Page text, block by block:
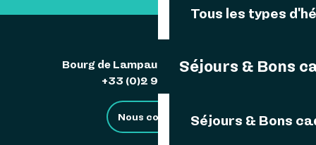
Tous les types
Séjours & Bons
Séjours & Bons
Bourg de Lampaul 29242 Ouessant
+33 (0)2 98 48 85 83
Nous contacter